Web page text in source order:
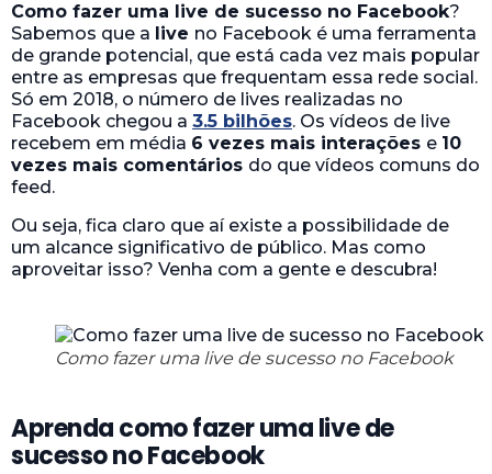
Como fazer uma live de sucesso no Facebook?
Sabemos que a live no Facebook é uma ferramenta
de grande potencial, que está cada vez mais popular
entre as empresas que frequentam essa rede social.
Só em 2018, o número de lives realizadas no
Facebook chegou a 3.5 bilhões. Os vídeos de live
recebem em média 6 vezes mais interações e 10
vezes mais comentários do que vídeos comuns do
feed.
Ou seja, fica claro que aí existe a possibilidade de
um alcance significativo de público. Mas como
aproveitar isso? Venha com a gente e descubra!
Como fazer uma live de sucesso no Facebook
Aprenda como fazer uma live de
sucesso no Facebook